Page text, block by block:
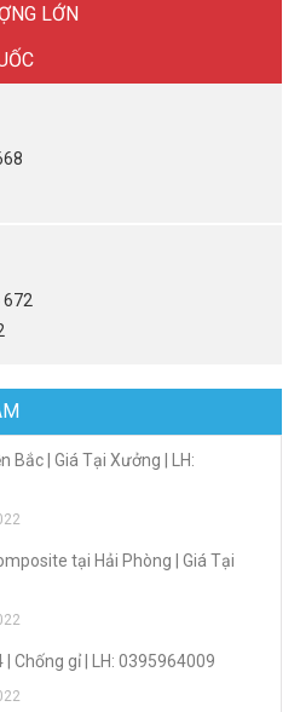
LỚN
672
Bắc | Giá Tại Xưởng | LH:
tại Hải Phòng | Giá Tại
Chống gỉ | LH: 0395964009